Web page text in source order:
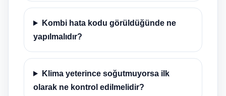
Kombi hata kodu görüldüğünde ne
yapılmalıdır?
Klima yeterince soğutmuyorsa ilk
olarak ne kontrol edilmelidir?